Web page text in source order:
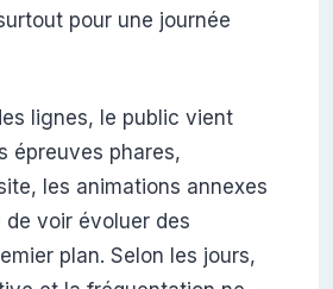
pour une journée
lignes, le public vient
épreuves phares,
les animations annexes
voir évoluer des
plan. Selon les jours,